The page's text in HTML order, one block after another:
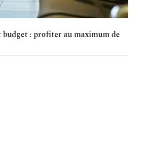
: profiter au maximum de